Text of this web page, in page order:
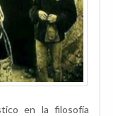
en la filosofía